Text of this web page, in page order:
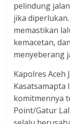
pelindung
jika
memastikan
kemacetan,
menyeberang
Kapolres Aceh
Kasatsamapta
komitmennya
Point/Gatur